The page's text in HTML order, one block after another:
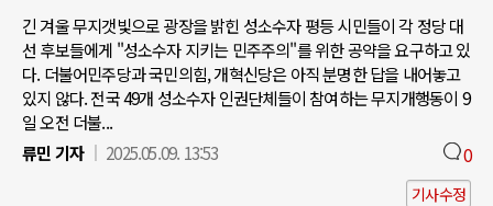
긴 겨울 무지갯빛으로 광장을 밝힌 성소수자 평등 시민들이 각 정당 대
선 후보들에게 "성소수자 지키는 민주주의"를 위한 공약을 요구하고 있
다. 더불어민주당과 국민의힘, 개혁신당은 아직 분명한 답을 내어놓고
있지 않다. 전국 49개 성소수자 인권단체들이 참여하는 무지개행동이 9
일 오전 더불...
류민 기자
2025.05.09. 13:53 0
기사수정